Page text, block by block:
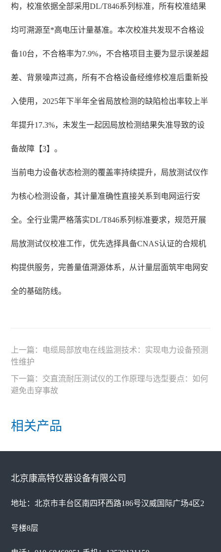
构，校准依据全部采用DL/T846系列标准，所有校准结果
均可溯源至*高电压计量基准。本次校准共发现不合格设
备10台，不合格率为7.9%，不合格项目主要为显示误差超
差、背景噪声过高，所有不合格设备经维修校准后重新投
入使用，2025年下半年全省局放检测的缺陷检出率较上半
年提升17.3%，未发生一起因局放检测结果失准导致的设
备故障【3】。
当前电力设备状态检测的覆盖率持续提升，局放测试仪作
为核心检测设备，其计量准确性直接关系到电网运行安
全。全行业需严格落实DL/T846系列标准要求，规范开展
局放测试仪校准工作，优先选择具备CNAS认证的合规机
构提供服务，完善量值溯源体系，从计量层面筑牢电网安
全的基础防线。
上一篇： 电缆局部放电在线监测技术：实现电力设备预测
性维护
下一篇： 交直流耐压测试仪的工作原理与选型要点：如何
避免击穿事故
相关产品
北京康高特仪器设备有限公司
地址：北京市丰台区南四环西路186号汉威国际广场4区2
号楼8层